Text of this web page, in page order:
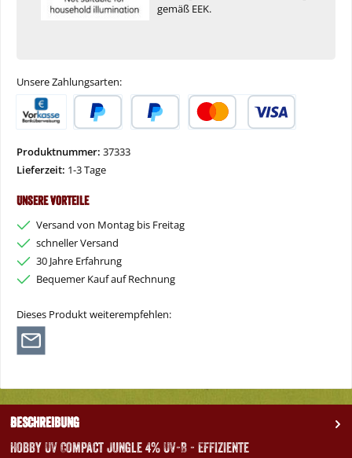
gemäß EEK.
Unsere Zahlungsarten:
Produktnummer: 37333
Lieferzeit: 1-3 Tage
Unsere Vorteile
Versand von Montag bis Freitag
schneller Versand
30 Jahre Erfahrung
Bequemer Kauf auf Rechnung
Dieses Produkt weiterempfehlen:
Beschreibung
Hobby UV Compact Jungle 4% UV-B - Effiziente